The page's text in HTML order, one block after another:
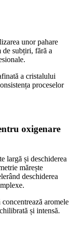
unor pahare
subțiri, fără a
a cristalului
proceselor
oxigenare
largă și deschiderea
mărește
deschiderea
aromele
și intensă.